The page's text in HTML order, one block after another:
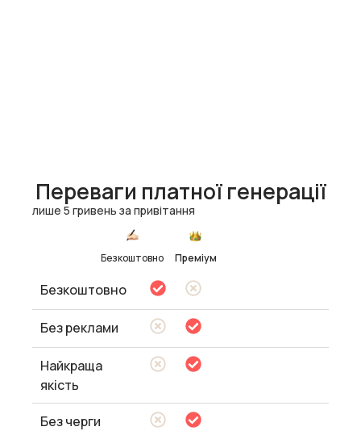
Переваги платної генерації
лише 5 гривень за привітання
Безкоштовно Преміум
Безкоштовно
Без реклами
Найкраща
якість
Без черги